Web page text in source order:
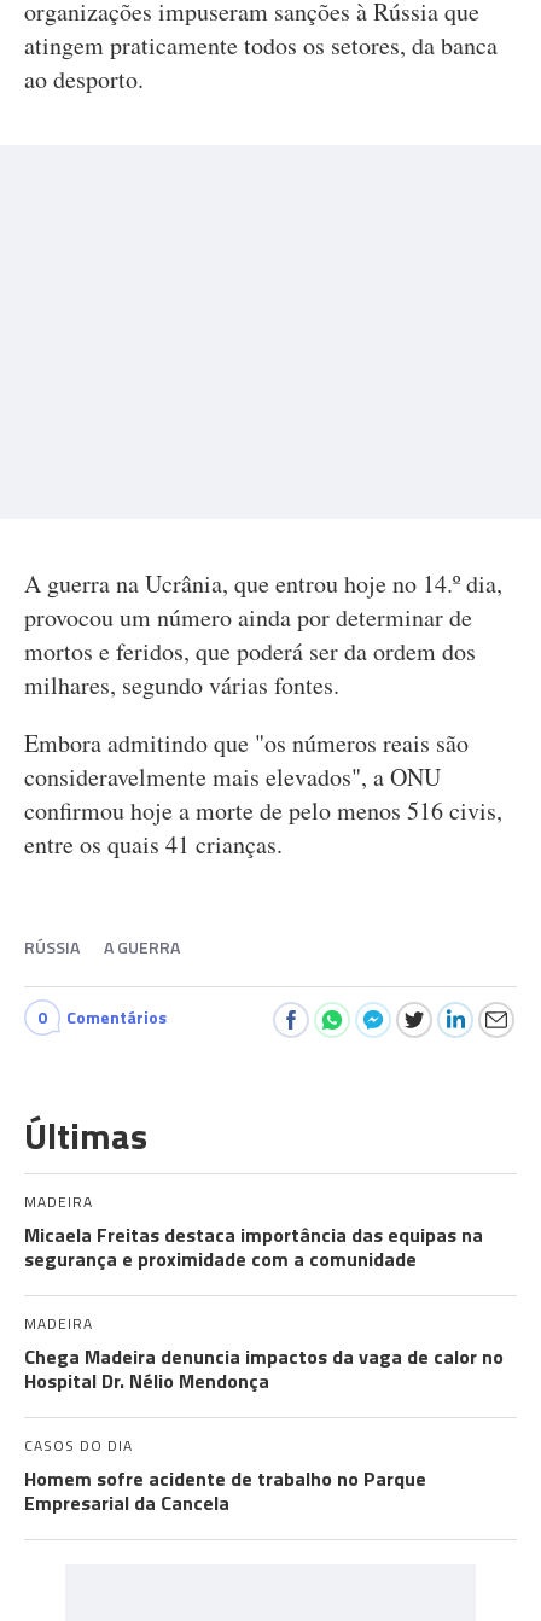
organizações impuseram sanções à Rússia que
atingem praticamente todos os setores, da banca
ao desporto.
A guerra na Ucrânia, que entrou hoje no 14.º dia,
provocou um número ainda por determinar de
mortos e feridos, que poderá ser da ordem dos
milhares, segundo várias fontes.
Embora admitindo que "os números reais são
consideravelmente mais elevados", a ONU
confirmou hoje a morte de pelo menos 516 civis,
entre os quais 41 crianças.
RÚSSIA A GUERRA
0 Comentários
Últimas
MADEIRA
Micaela Freitas destaca importância das equipas na
segurança e proximidade com a comunidade
MADEIRA
Chega Madeira denuncia impactos da vaga de calor no
Hospital Dr. Nélio Mendonça
CASOS DO DIA
Homem sofre acidente de trabalho no Parque
Empresarial da Cancela